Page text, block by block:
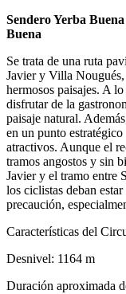
Sendero Yerba
Buena
Se trata de una ruta
Javier y Villa
hermosos paisajes. A
disfrutar de la
paisaje natural.
en un punto
atractivos. Aunque el
tramos angostos y sin
Javier y el tramo entre
los ciclistas deban
precaución,
Características del
Desnivel: 1164 m
Duración aproximada